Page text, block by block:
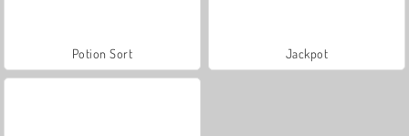
Potion Sort Jackpot